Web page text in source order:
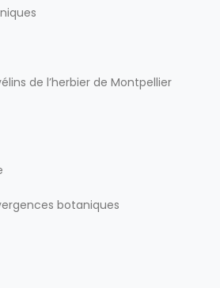
de l’herbier de Montpellier
botaniques